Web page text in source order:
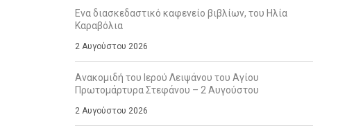
Ενα διασκεδαστικό καφενείο βιβλίων, του Ηλία
Καραβόλια
2 Αυγούστου 2026
Ανακομιδή του Ιερού Λειψάνου του Αγίου
Πρωτομάρτυρα Στεφάνου – 2 Αυγούστου
2 Αυγούστου 2026